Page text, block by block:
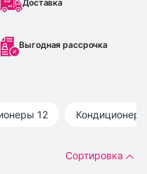
Доставка
Выгодная рассрочка
12
Сортировка